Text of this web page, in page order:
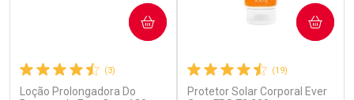
(3)
Loção Prolongadora Do
COMPRAR
(19)
Protetor Solar Corporal Ever
COMPRAR